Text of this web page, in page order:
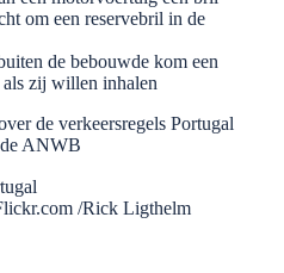
om een reservebril in de
de bebouwde kom een
als zij willen inhalen
de verkeersregels Portugal
ANWB
/Rick Ligthelm